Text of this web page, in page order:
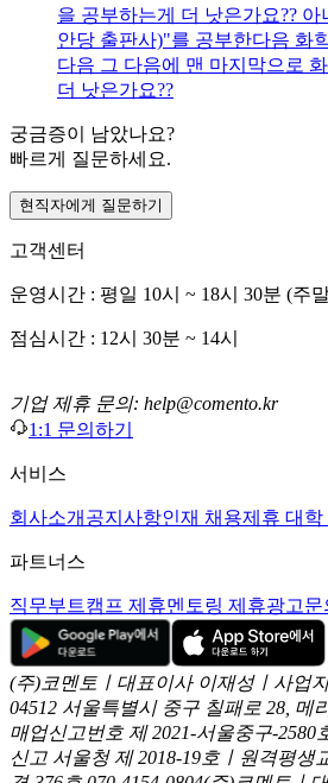
을 공부하는게 더 낫은가요??
안당 출판사)"를 공부한다음 화
다음 그 다음에 맨 마지막으로
더 낫은가요??
궁금증이 남았나요?
빠르게 질문하세요.
현직자에게 질문하기
고객센터
운영시간 : 평일 10시 ~ 18시 30분 (주
점심시간 : 12시 30분 ~ 14시
기업 제휴 문의: help@comento.kr
1:1 문의하기
서비스
회사소개 공지사항인재 채용제휴 대학
파트너스
직무부트캠프 제휴멘토링 제휴광고문
(주)코멘토ㅣ대표이사 이재성ㅣ사업
04512 서울특별시 중구 칠패로 28, 메
매업신고번호 제 2021-서울중구-2580
신고 서울청 제 2018-19호ㅣ원격평생